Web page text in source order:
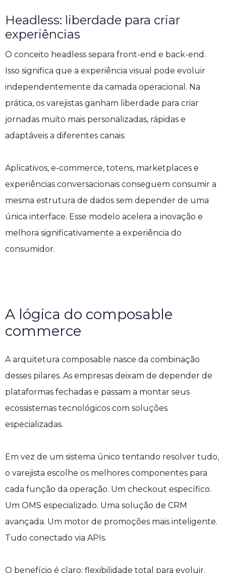
Headless: liberdade para criar
experiências
O conceito headless separa front-end e back-end.
Isso significa que a experiência visual pode evoluir
independentemente da camada operacional. Na
prática, os varejistas ganham liberdade para criar
jornadas muito mais personalizadas, rápidas e
adaptáveis a diferentes canais.
Aplicativos, e-commerce, totens, marketplaces e
experiências conversacionais conseguem consumir a
mesma estrutura de dados sem depender de uma
única interface. Esse modelo acelera a inovação e
melhora significativamente a experiência do
consumidor.
A lógica do composable
commerce
A arquitetura composable nasce da combinação
desses pilares. As empresas deixam de depender de
plataformas fechadas e passam a montar seus
ecossistemas tecnológicos com soluções
especializadas.
Em vez de um sistema único tentando resolver tudo,
o varejista escolhe os melhores componentes para
cada função da operação. Um checkout específico.
Um OMS especializado. Uma solução de CRM
avançada. Um motor de promoções mais inteligente.
Tudo conectado via APIs.
O benefício é claro: flexibilidade total para evoluir.